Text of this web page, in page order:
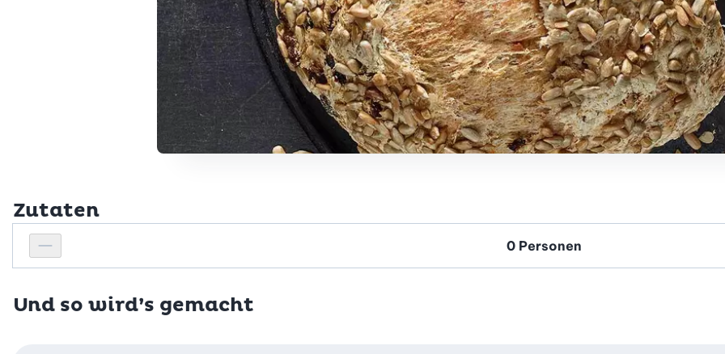
Zutaten
Personenanzahl verringern
Personenanzahl
Und so wird’s gemacht